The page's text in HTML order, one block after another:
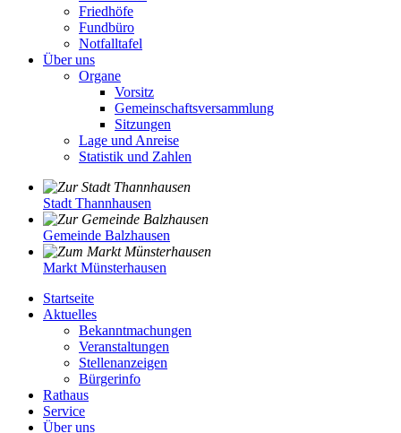
Friedhöfe
Fundbüro
Notfalltafel
Über uns
Organe
Vorsitz
Gemeinschaftsversammlung
Sitzungen
Lage und Anreise
Statistik und Zahlen
Stadt Thannhausen
Gemeinde Balzhausen
Markt Münsterhausen
Startseite
Aktuelles
Bekanntmachungen
Veranstaltungen
Stellenanzeigen
Bürgerinfo
Rathaus
Service
Über uns